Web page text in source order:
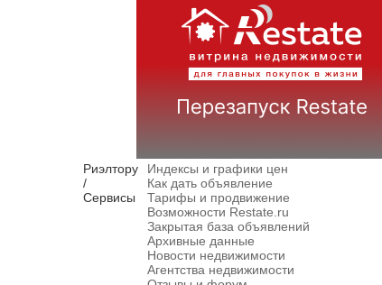
Риэлтору
/
Сервисы
Индексы и графики цен
Как дать объявление
Тарифы и продвижение
Возможности Restate.ru
Закрытая база объявлений
Архивные данные
Новости недвижимости
Агентства недвижимости